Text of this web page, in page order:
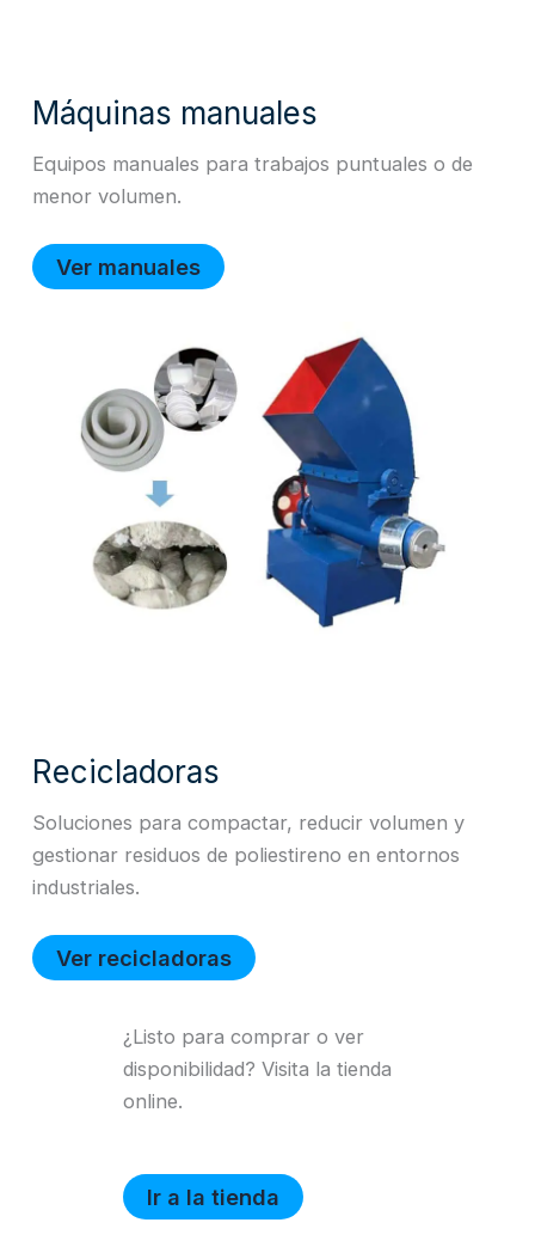
Máquinas manuales
Equipos manuales para trabajos puntuales o de
menor volumen.
Ver manuales
Recicladoras
Soluciones para compactar, reducir volumen y
gestionar residuos de poliestireno en entornos
industriales.
Ver recicladoras
¿Listo para comprar o ver
disponibilidad? Visita la tienda
online.
Ir a la tienda